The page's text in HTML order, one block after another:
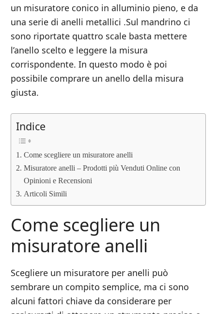
un misuratore conico in alluminio pieno, e da
una serie di anelli metallici .Sul mandrino ci
sono riportate quattro scale basta mettere
l’anello scelto e leggere la misura
corrispondente. In questo modo è poi
possibile comprare un anello della misura
giusta.
Indice
Come scegliere un misuratore anelli
Misuratore anelli – Prodotti più Venduti Online con
Opinioni e Recensioni
Articoli Simili
Come scegliere un
misuratore anelli
Scegliere un misuratore per anelli può
sembrare un compito semplice, ma ci sono
alcuni fattori chiave da considerare per